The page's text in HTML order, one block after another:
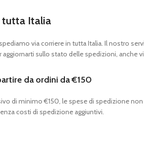
tutta Italia
via corriere in tutta Italia. Il nostro
sullo stato delle spedizioni, anche
da ordini da €150
di minimo €150, le spese di spedizione
costi di spedizione aggiuntivi.